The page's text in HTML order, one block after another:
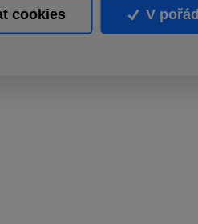
cookies V